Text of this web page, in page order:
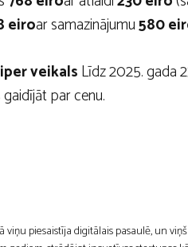
eiroar samazinājumu580
veikalsLīdz 2025. gada
par cenu.
viņu piesaistīja digitālais pasaulē, un